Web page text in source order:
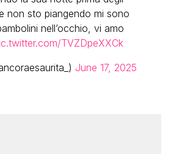
non sto piangendo mi sono
nell’occhio, vi amo
TVZDpeXXCk
June 17, 2025